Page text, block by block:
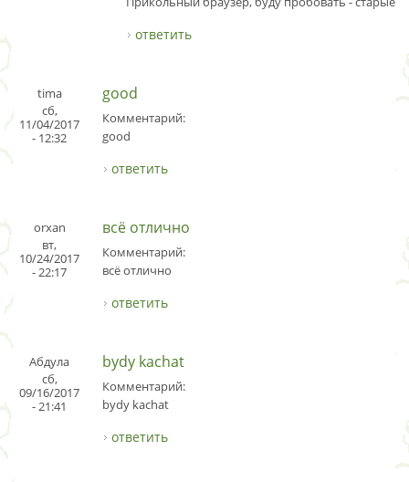
ответить
tima
сб,
11/04/2017
- 12:32
good
Комментарий:
good
ответить
orxan
вт,
10/24/2017
- 22:17
всё отлично
Комментарий:
всё отлично
ответить
Абдула
сб,
09/16/2017
- 21:41
bydy kachat
Комментарий:
bydy kachat
ответить